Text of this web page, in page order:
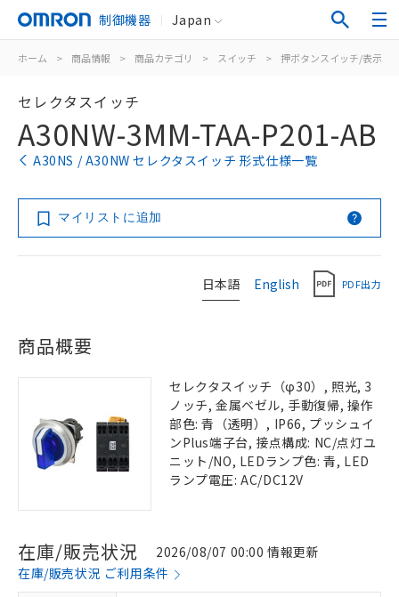
制御機器 Japan
ホーム > 商品情報 > 商品カテゴリ > スイッチ > 押ボタンスイッチ/表示灯
セレクタスイッチ
A30NW-3MM-TAA-P201-AB
A30NS / A30NW セレクタスイッチ 形式仕様一覧
マイリストに追加
日本語 English PDF出力
商品概要
セレクタスイッチ（φ30）, 照光, 3
ノッチ, 金属ベゼル, 手動復帰, 操作
部色: 青（透明）, IP66, プッシュイ
ンPlus端子台, 接点構成: NC/点灯ユ
ニット/NO, LEDランプ色: 青, LED
ランプ電圧: AC/DC12V
在庫/販売状況
2026/08/07 00:00 情報更新
在庫/販売状況 ご利用条件